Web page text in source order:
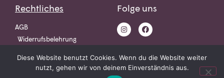
Rechtliches
AGB
Widerrufsbelehrung
Folge uns
Diese Website benutzt Cookies. Wenn du die Website weiter
nutzt, gehen wir von deinem Einverständnis aus.